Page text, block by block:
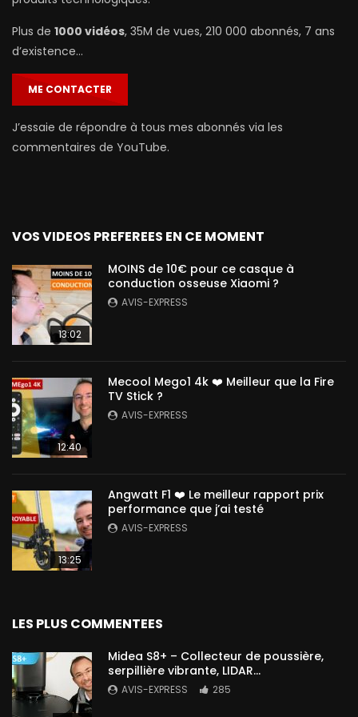
Plus de 1000 vidéos, 35M de vues, 210 000 abonnés, 7 ans
d’existence…
ME CONTACTER
J’essaie de répondre à tous mes abonnés via les
commentaires de YouTube.
VOS VIDEOS PREFEREES EN CE MOMENT
13:02
MOINS de 10€ pour ce casque à
conduction osseuse Xiaomi ?
AVIS-EXPRESS
12:40
Mecool Mego1 4k ❤️ Meilleur que la Fire
TV Stick ?
AVIS-EXPRESS
13:25
Angwatt F1 ❤️ Le meilleur rapport prix
performance que j’ai testé
AVIS-EXPRESS
LES PLUS COMMENTEES
Midea S8+ – Collecteur de poussière,
serpillière vibrante, LIDAR…
AVIS-EXPRESS 285